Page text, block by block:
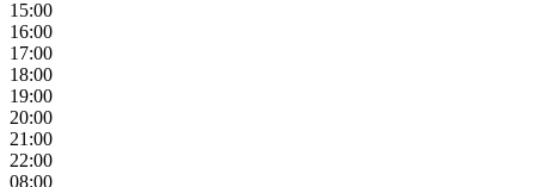
15:00
16:00
17:00
18:00
19:00
20:00
21:00
22:00
08:00